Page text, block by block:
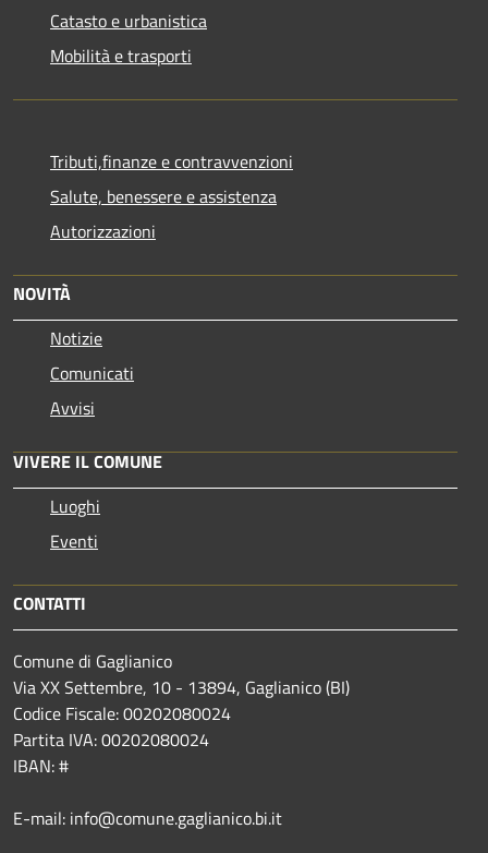
Catasto e urbanistica
Mobilità e trasporti
Tributi,finanze e contravvenzioni
Salute, benessere e assistenza
Autorizzazioni
NOVITÀ
Notizie
Comunicati
Avvisi
VIVERE IL COMUNE
Luoghi
Eventi
CONTATTI
Comune di Gaglianico
Via XX Settembre, 10 - 13894, Gaglianico (BI)
Codice Fiscale: 00202080024
Partita IVA: 00202080024
IBAN: #
E-mail: info@comune.gaglianico.bi.it